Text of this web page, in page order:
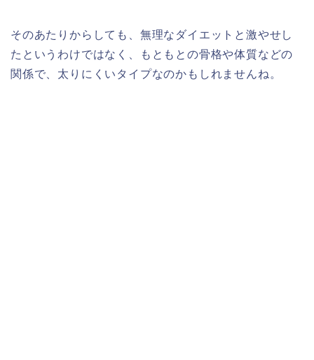
そのあたりからしても、無理なダイエットと激やせし
たというわけではなく、もともとの骨格や体質などの
関係で、太りにくいタイプなのかもしれませんね。